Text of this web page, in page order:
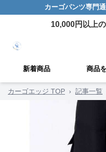
カーゴパンツ専門
10,000円以上
新着商品 商品
カーゴエッジ TOP › 記事一覧